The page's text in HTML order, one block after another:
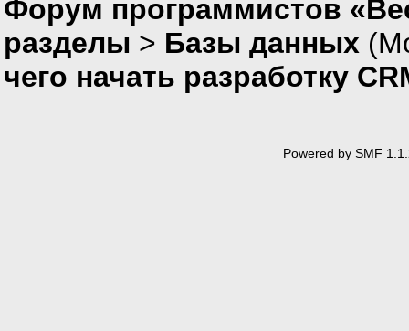
Форум программистов
разделы > Базы данных
чего начать разработку
Powered by SMF